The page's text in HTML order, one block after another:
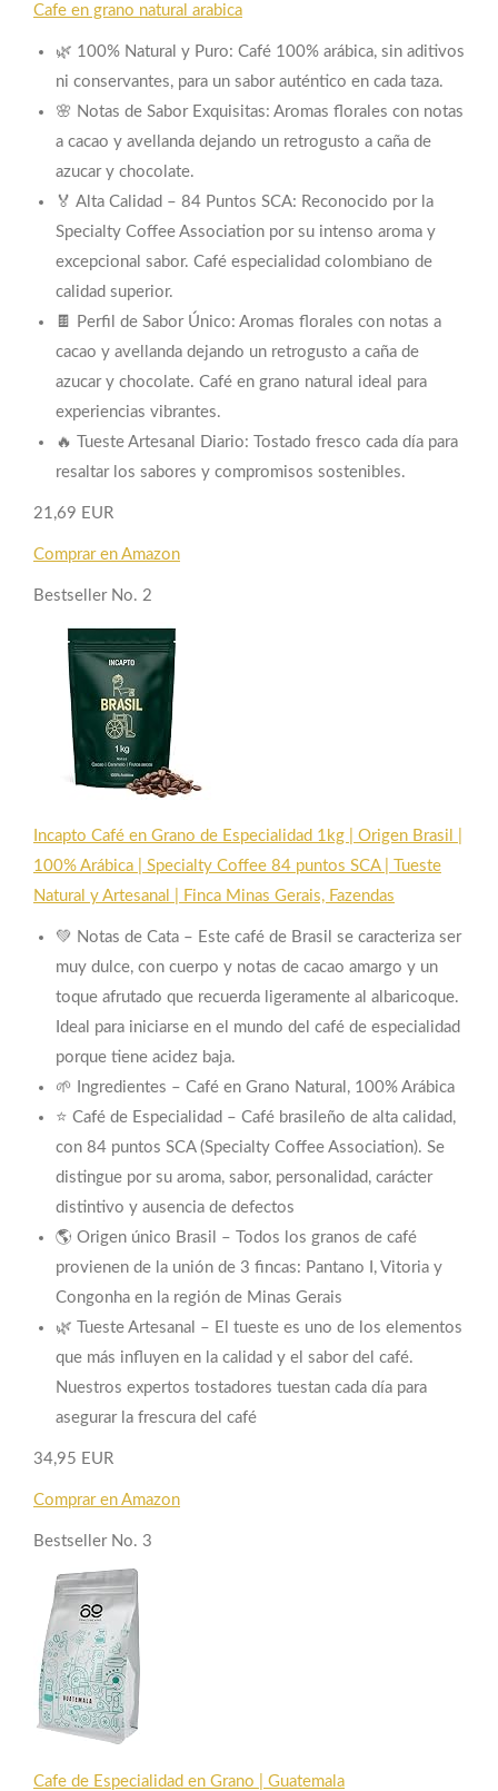
Cafe en grano natural arabica
🌿 100% Natural y Puro: Café 100% arábica, sin aditivos
ni conservantes, para un sabor auténtico en cada taza.
🌸 Notas de Sabor Exquisitas: Aromas florales con notas
a cacao y avellanda dejando un retrogusto a caña de
azucar y chocolate.
🏅 Alta Calidad – 84 Puntos SCA: Reconocido por la
Specialty Coffee Association por su intenso aroma y
excepcional sabor. Café especialidad colombiano de
calidad superior.
🍫 Perfil de Sabor Único: Aromas florales con notas a
cacao y avellanda dejando un retrogusto a caña de
azucar y chocolate. Café en grano natural ideal para
experiencias vibrantes.
🔥 Tueste Artesanal Diario: Tostado fresco cada día para
resaltar los sabores y compromisos sostenibles.
21,69 EUR
Comprar en Amazon
Bestseller No. 2
Incapto Café en Grano de Especialidad 1kg | Origen Brasil |
100% Arábica | Specialty Coffee 84 puntos SCA | Tueste
Natural y Artesanal | Finca Minas Gerais, Fazendas
💚 Notas de Cata – Este café de Brasil se caracteriza ser
muy dulce, con cuerpo y notas de cacao amargo y un
toque afrutado que recuerda ligeramente al albaricoque.
Ideal para iniciarse en el mundo del café de especialidad
porque tiene acidez baja.
🌱 Ingredientes – Café en Grano Natural, 100% Arábica
⭐ Café de Especialidad – Café brasileño de alta calidad,
con 84 puntos SCA (Specialty Coffee Association). Se
distingue por su aroma, sabor, personalidad, carácter
distintivo y ausencia de defectos
🌎 Origen único Brasil – Todos los granos de café
provienen de la unión de 3 fincas: Pantano I, Vitoria y
Congonha en la región de Minas Gerais
🌿 Tueste Artesanal – El tueste es uno de los elementos
que más influyen en la calidad y el sabor del café.
Nuestros expertos tostadores tuestan cada día para
asegurar la frescura del café
34,95 EUR
Comprar en Amazon
Bestseller No. 3
Cafe de Especialidad en Grano | Guatemala